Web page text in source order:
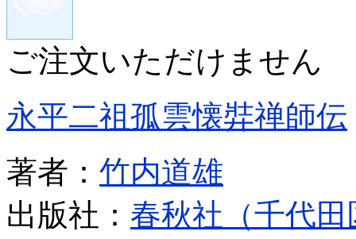
ご注文いただけません
永平二祖孤雲懐弉禅師伝
著者： 竹内道雄
出版社： 春秋社（千代田